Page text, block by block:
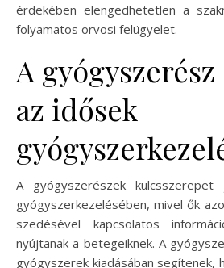
érdekében elengedhetetlen a
folyamatos orvosi felügyelet.
A
az idősek
A gyógyszerészek
gyógyszerkezelésében, mivel ők
szedésével kapcsolatos
nyújtanak a betegeiknek. A
gyógyszerek kiadásában segítenek,